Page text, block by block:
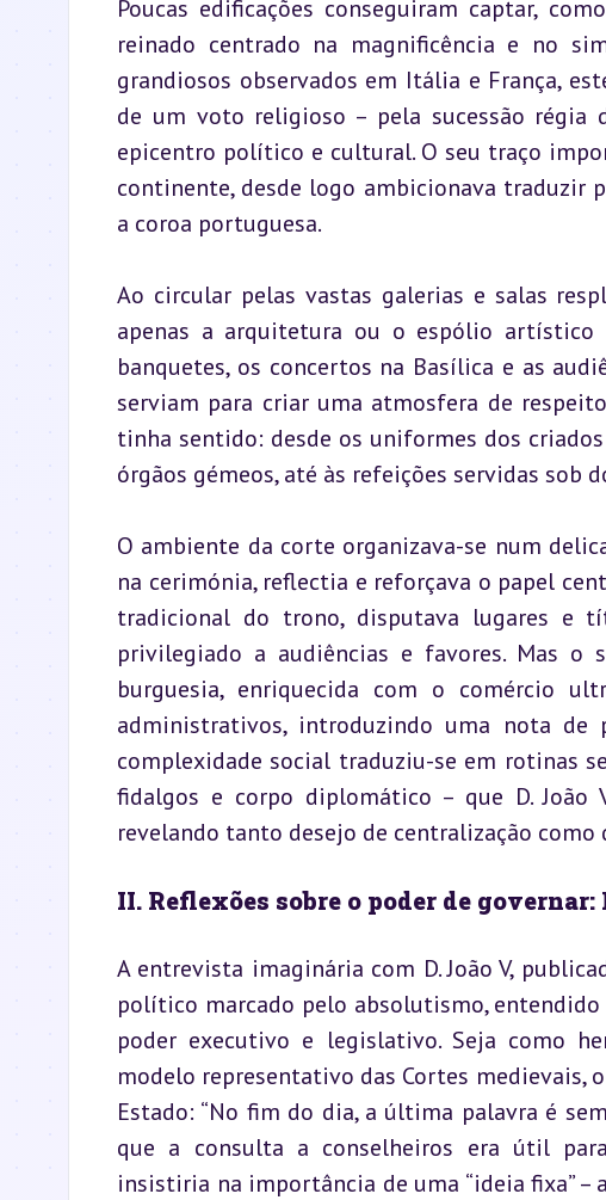
Poucas edificações conseguiram captar,
reinado centrado na magnificência e no
grandiosos observados em Itália e França,
de um voto religioso – pela sucessão régia
epicentro político e cultural. O seu traço
continente, desde logo ambicionava traduzir
a coroa portuguesa.
Ao circular pelas vastas galerias e salas
apenas a arquitetura ou o espólio artístico
banquetes, os concertos na Basílica e as
serviam para criar uma atmosfera de
tinha sentido: desde os uniformes dos
órgãos gémeos, até às refeições servidas sob
O ambiente da corte organizava-se num
na cerimónia, reflectia e reforçava o papel
tradicional do trono, disputava lugares e
privilegiado a audiências e favores. Mas o
burguesia, enriquecida com o comércio
administrativos, introduzindo uma nota de
complexidade social traduziu-se em rotinas
fidalgos e corpo diplomático – que D.
revelando tanto desejo de centralização
II. Reflexões sobre o poder de governar:
A entrevista imaginária com D. João V,
político marcado pelo absolutismo,
poder executivo e legislativo. Seja como
modelo representativo das Cortes medievais,
Estado: “No fim do dia, a última palavra é
que a consulta a conselheiros era útil
insistiria na importância de uma “ideia fixa” –